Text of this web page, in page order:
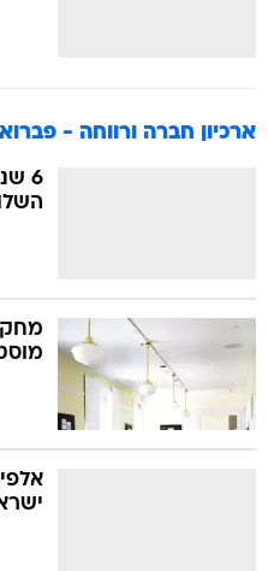
ארכיון חברה ורווחה - פברואר
6
מוסטת